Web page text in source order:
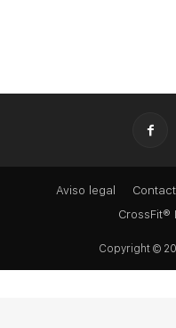
Aviso legal
CrossFit®
Copyright ©